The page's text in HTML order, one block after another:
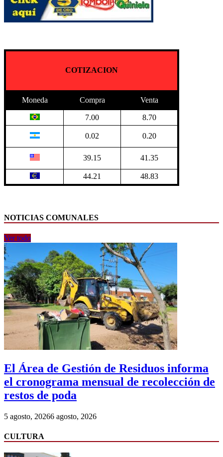
COTIZACION
Moneda Compra Venta
7.00 8.70
0.02 0.20
39.15 41.35
44.21 48.83
NOTICIAS COMUNALES
Ver todo
El Área de Gestión de Residuos informa
el cronograma mensual de recolección de
restos de poda
5 agosto, 20266 agosto, 2026
CULTURA